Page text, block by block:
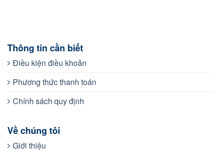
Thông tin cần biết
Điều kiện điều khoản
Phương thức thanh toán
Chính sách quy định
Về chúng tôi
Giới thiệu